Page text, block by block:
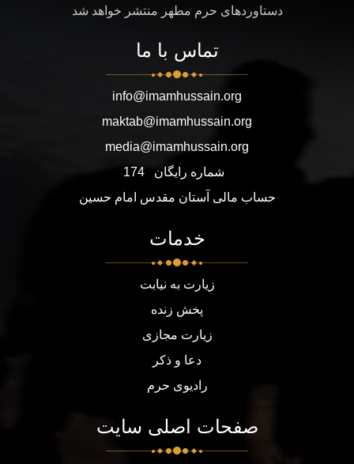
دستاوردهای حرم مطهر منتشر خواهد شد
تماس با ما
info@imamhussain.org
maktab@imamhussain.org
media@imamhussain.org
شماره رایگان
174
حساب مالی آستان مقدس امام حسین
خدمات
زیارت به نیابت
پخش زنده
زیارت مجازی
دعا و ذکر
رادیوی حرم
صفحات اصلی سایت